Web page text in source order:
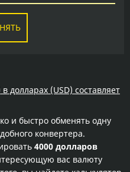
долларах (USD) составляет
и быстро обменять одну
конвертера.
4000 долларов
вас валюту